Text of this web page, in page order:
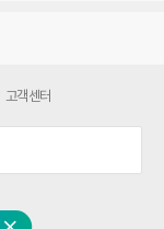
고객센터